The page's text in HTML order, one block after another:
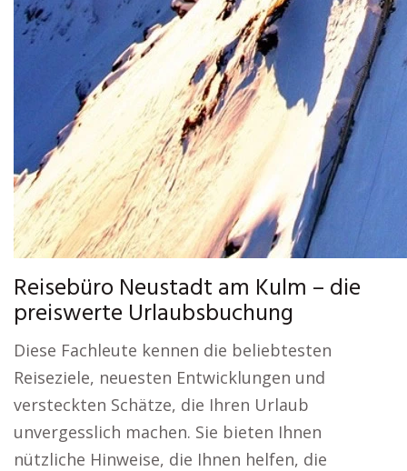
Reisebüro Neustadt am Kulm – die
preiswerte Urlaubsbuchung
Diese Fachleute kennen die beliebtesten
Reiseziele, neuesten Entwicklungen und
versteckten Schätze, die Ihren Urlaub
unvergesslich machen. Sie bieten Ihnen
nützliche Hinweise, die Ihnen helfen, die